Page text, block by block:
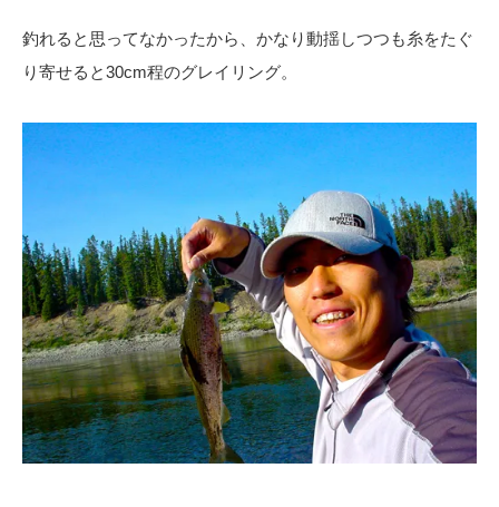
釣れると思ってなかったから、かなり動揺しつつも糸をたぐ
り寄せると30cm程のグレイリング。